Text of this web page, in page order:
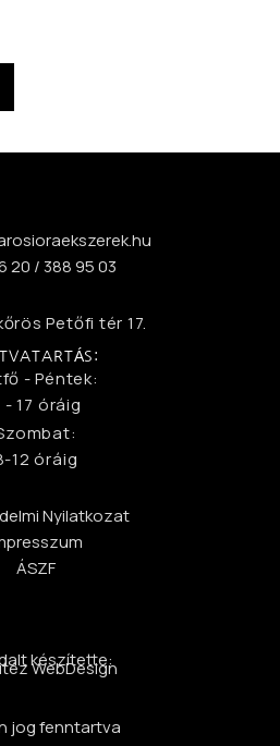
20 / 388 95 03
Petőfi tér 17.
- Péntek:
- 17 óráig
12 óráig
Nyilatkozat
ÁSZF
készítette:
WebDesign
jog fenntartva